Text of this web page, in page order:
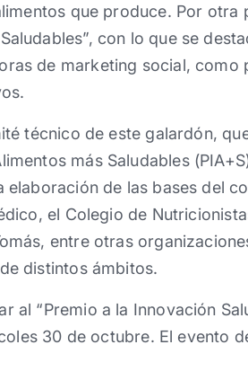
que produce. Por otra
con lo que se
de marketing social, como
técnico de este galardón,
más Saludables
elaboración de las bases del
el Colegio de
entre otras
distintos ámbitos.
al “Premio a la Innovación
30 de octubre. El evento